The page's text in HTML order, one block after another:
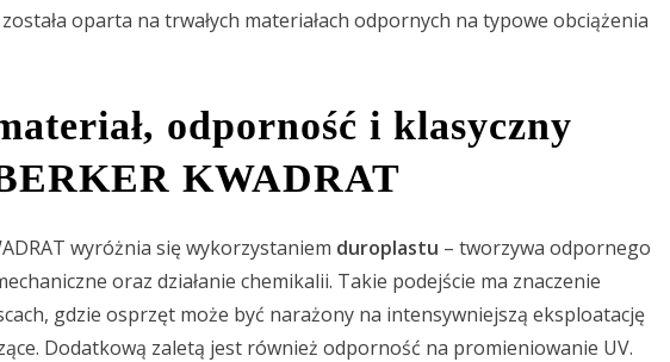
oparta na trwałych materiałach odpornych na typowe obciążenia
odporność i klasyczny
KWADRAT
wyróżnia się wykorzystaniem duroplastu – tworzywa odpornego
oraz działanie chemikalii. Takie podejście ma znaczenie
gdzie osprzęt może być narażony na intensywniejszą eksploatację
Dodatkową zaletą jest również odporność na promieniowanie UV.